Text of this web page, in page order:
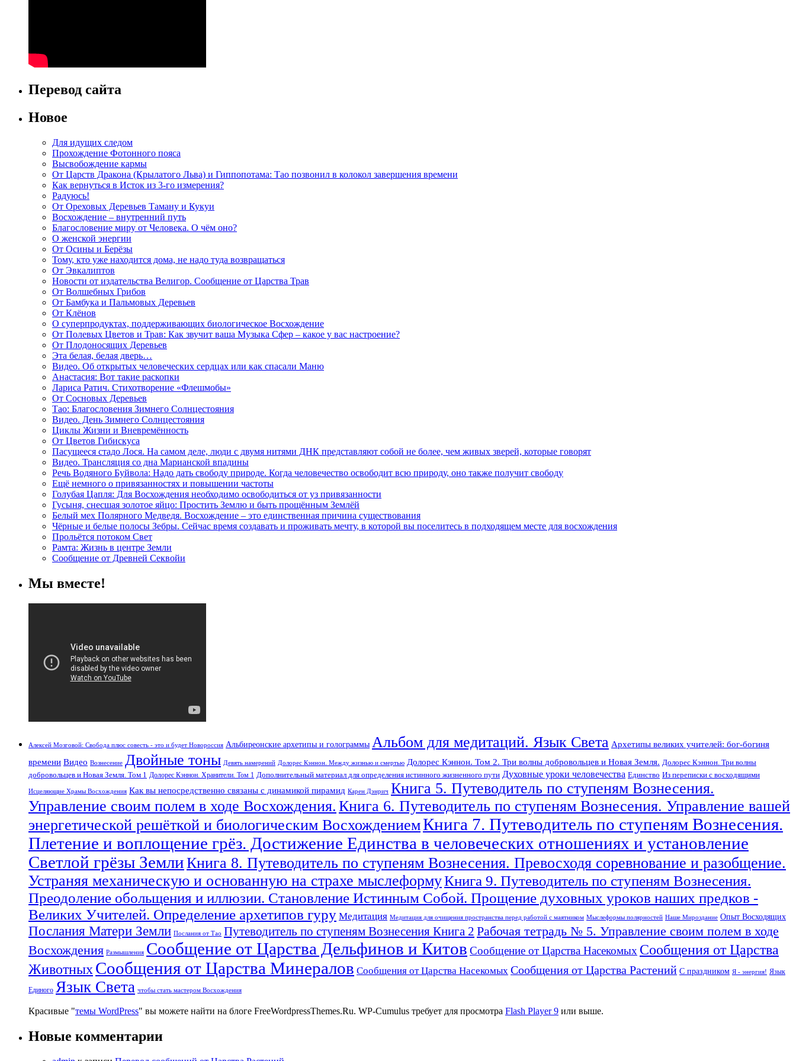
Перевод сайта
Новое
Для идущих следом
Прохождение Фотонного пояса
Высвобождение кармы
От Царств Дракона (Крылатого Льва) и Гиппопотама: Тао позвонил в колокол завершения времени
Как вернуться в Исток из 3-го измерения?
Радуюсь!
От Ореховых Деревьев Таману и Кукуи
Восхождение – внутренний путь
Благословение миру от Человека. О чём оно?
О женской энергии
От Осины и Берёзы
Тому, кто уже находится дома, не надо туда возвращаться
От Эвкалиптов
Новости от издательства Велигор. Сообщение от Царства Трав
От Волшебных Грибов
От Бамбука и Пальмовых Деревьев
От Клёнов
О суперпродуктах, поддерживающих биологическое Восхождение
От Полевых Цветов и Трав: Как звучит ваша Музыка Сфер – какое у вас настроение?
От Плодоносящих Деревьев
Эта белая, белая дверь…
Видео. Об открытых человеческих сердцах или как спасали Маню
Анастасия: Вот такие раскопки
Лариса Ратич. Стихотворение «Флешмобы»
От Сосновых Деревьев
Тао: Благословения Зимнего Солнцестояния
Видео. День Зимнего Солнцестояния
Циклы Жизни и Вневремённость
От Цветов Гибискуса
Пасущееся стадо Лося. На самом деле, люди с двумя нитями ДНК представляют собой не более, чем живых зверей, которые говорят
Видео. Трансляция со дна Марианской впадины
Речь Водяного Буйвола: Надо дать свободу природе. Когда человечество освободит всю природу, оно также получит свободу
Ещё немного о привязанностях и повышении частоты
Голубая Цапля: Для Восхождения необходимо освободиться от уз привязанности
Гусыня, снесшая золотое яйцо: Простить Землю и быть прощённым Землёй
Белый мех Полярного Медведя. Восхождение – это единственная причина существования
Чёрные и белые полосы Зебры. Сейчас время создавать и проживать мечту, в которой вы поселитесь в подходящем месте для восхождения
Прольётся потоком Свет
Рамта: Жизнь в центре Земли
Сообщение от Древней Секвойи
Мы вместе!
Алексей Мозговой: Свобода плюс совесть - это и будет Новороссия Альбиреонские архетипы и голограммы Альбом для медитаций. Язык Света Архетипы великих учителей: бог-богиня
времени Видео Вознесение Двойные тоны Девять намерений Долорес Кэннон. Между жизнью и смертью Долорес Кэннон. Том 2. Три волны добровольцев и Новая Земля. Долорес Кэннон. Три волны
добровольцев и Новая Земля. Том 1 Долорес Кэннон. Хранители. Том 1 Дополнительный материал для определения истинного жизненного пути Духовные уроки человечества Единство Из переписки с восходящими
Исцеляющие Храмы Восхождения Как вы непосредственно связаны с динамикой пирамид Карен Дэнрич Книга 5. Путеводитель по ступеням Вознесения.
Управление своим полем в ходе Восхождения. Книга 6. Путеводитель по ступеням Вознесения. Управление вашей
энергетической решёткой и биологическим ВосхождениемКнига 7. Путеводитель по ступеням Вознесения.
Плетение и воплощение грёз. Достижение Единства в человеческих отношениях и установление
Светлой грёзы ЗемлиКнига 8. Путеводитель по ступеням Вознесения. Превосходя соревнование и разобщение.
Устраняя механическую и основанную на страхе мыслеформуКнига 9. Путеводитель по ступеням Вознесения.
Преодоление обольщения и иллюзии. Становление Истинным Собой. Прощение духовных уроков наших предков -
Великих Учителей. Определение архетипов гуру Медитация Медитация для очищения пространства перед работой с маятником Мыслеформы полярностей Наше Мироздание Опыт Восходящих
Послания Матери Земли Послания от Тао Путеводитель по ступеням Вознесения Книга 2 Рабочая тетрадь № 5. Управление своим полем в ходе
Восхождения Размышления Сообщение от Царства Дельфинов и Китов Сообщение от Царства Насекомых Сообщения от Царства
Животных Сообщения от Царства Минералов Сообщения от Царства Насекомых Сообщения от Царства Растений С праздником Я - энергия! Язык
Единого Язык Света чтобы стать мастером Восхождения
Красивые "темы WordPress" вы можете найти на блоге FreeWordpressThemes.Ru. WP-Cumulus требует для просмотра Flash Player 9 или выше.
Новые комментарии